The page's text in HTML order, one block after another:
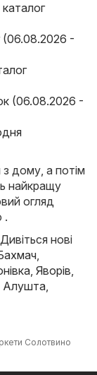
(06.08.2026 -
(06.08.2026 -
дому, а потім
найкращу
огляд
.
нові
,
, Яворів,
Алушта,
Солотвино